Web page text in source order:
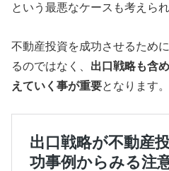
という最悪なケースも考えられ
不動産投資を成功させるため
るのではなく、 出口戦略も含
えていく事が重要となります。